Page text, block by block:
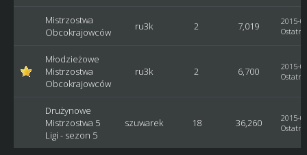
Mistrzostwa
Obcokrajowców
ru3k 2 7,019
2015-
Ostatni
Młodzieżowe
Mistrzostwa
Obcokrajowców
ru3k 2 6,700
2015-
Ostatni
Drużynowe
Mistrzostwa 5
Ligi - sezon 5
szuwarek 18 36,260
2015-
Ostatni